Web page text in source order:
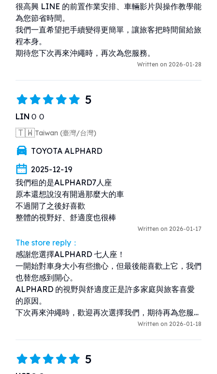
很高興 LINE 的前置作業安排、車輛影片與操作教學能
為您節省時間。
我們一直希望把手續變得更簡單，讓旅客把時間留給旅
程本身。
期待您下次再來沖繩時，再次為您服務。
Written on 2026-01-28
5
LINＯＯ
🇹🇼Taiwan (臺灣/台灣)
TOYOTA ALPHARD
2025-12-19
我們租的是ALPHARD7人座
原本還想說沒有開過那麼大的車
不過開了之後好喜歡
整體的視野好、舒適度也很棒
Written on 2026-01-17
The store reply：
感謝您選擇ALPHARD 七人座！
一開始對車身大小有些擔心，但最後能喜歡上它，我們
也替您感到開心。
ALPHARD 的視野與舒適度正是許多家庭與旅客喜愛
的原因。
下次再來沖繩時，歡迎再次選擇我們，期待再為您服
Written on 2026-01-18
5